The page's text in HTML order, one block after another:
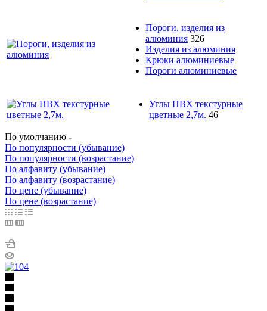
Пороги, изделия из
алюминия 326
Изделия из алюминия
Крюки алюминиевые
Пороги алюминиевые
Углы ПВХ текстурные
цветные 2,7м. 46
По умолчанию
По популярности (убывание)
По популярности (возрастание)
По алфавиту (убывание)
По алфавиту (возрастание)
По цене (убывание)
По цене (возрастание)